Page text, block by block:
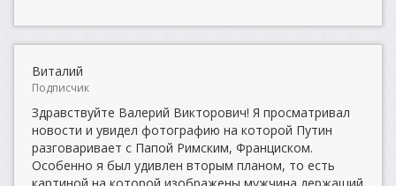
Виталий
Подписчик
Здравствуйте Валерий Викторович! Я просматривал
новости и увидел фотографию на которой Путин
разговаривает с Папой Римским, Франциском.
Особенно я был удивлен вторым планом, то есть